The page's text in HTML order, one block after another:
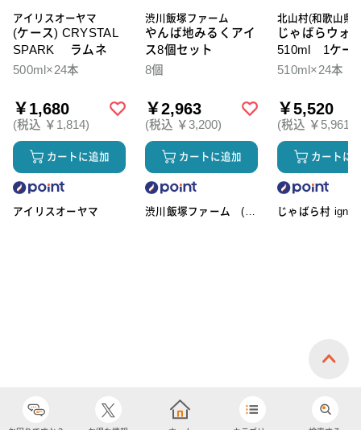
アイリスオーヤマ
(ケース) CRYSTAL
SPARK ラムネ
500ml×24本
￥1,680
(税込 ￥1,814)
カートに追加
アイリスオーヤマ
渋川飯塚ファーム
やんば地みるくアイ
ス8個セット
8個
￥2,963
(税込 ￥3,200)
カートに追加
渋川飯塚ファーム (ア
北山村(和歌山県)
じゃばらウォ
510ml 1ケー
本入
510ml×24本
￥5,520
(税込 ￥5,961)
カートに
じゃばら村